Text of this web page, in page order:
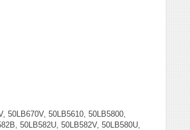
50LB670V, 50LB5610, 50LB5800,
50LB582U, 50LB582V, 50LB580U,